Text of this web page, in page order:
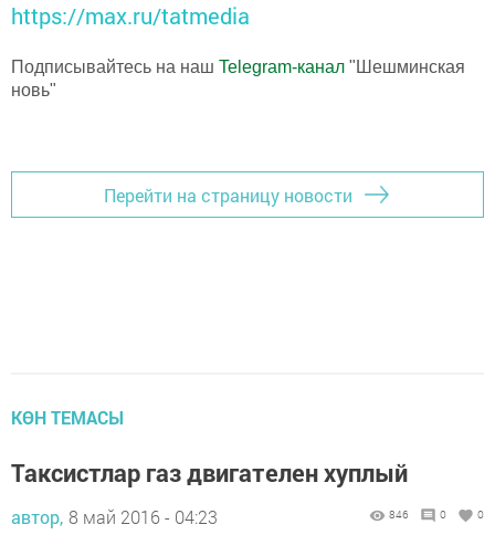
https://max.ru/tatmedia
Подписывайтесь на наш Telegram-канал "Шешминская
новь"
Перейти на страницу новости
КӨН ТЕМАСЫ
Таксистлар газ двигателен хуплый
автор, 8 май 2016 - 04:23 846 0 0